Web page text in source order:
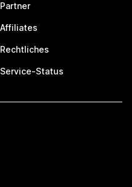
Partner
Affiliates
Rechtliches
Service-Status